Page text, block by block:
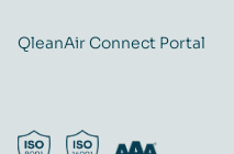
QleanAir Connect Portal